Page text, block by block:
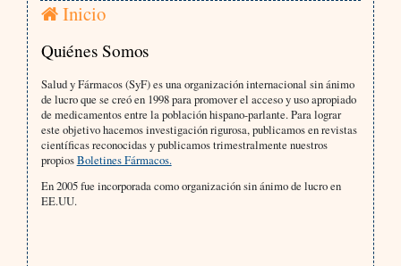
Inicio
Quiénes Somos
Salud y Fármacos (SyF) es una organización internacional sin ánimo
de lucro que se creó en 1998 para promover el acceso y uso apropiado
de medicamentos entre la población hispano-parlante. Para lograr
este objetivo hacemos investigación rigurosa, publicamos en revistas
científicas reconocidas y publicamos trimestralmente nuestros
propiosBoletines Fármacos.
En 2005 fue incorporada como organización sin ánimo de lucro en
EE.UU.